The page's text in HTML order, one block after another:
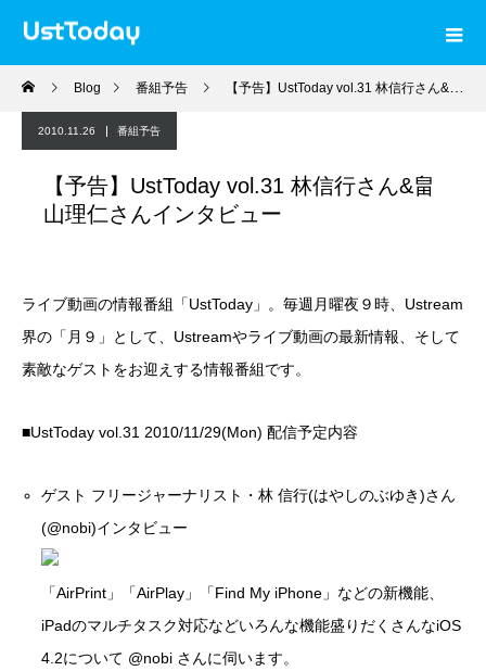
Blog 番組予告 【予告】UstToday vol.31 林信行さん&畠山理仁さんインタビュー
2010.11.26 番組予告
【予告】UstToday vol.31 林信行さん&畠
山理仁さんインタビュー
ライブ動画の情報番組「UstToday」。毎週月曜夜９時、Ustream
界の「月９」として、Ustreamやライブ動画の最新情報、そして
素敵なゲストをお迎えする情報番組です。
■UstToday vol.31 2010/11/29(Mon) 配信予定内容
ゲスト フリージャーナリスト・林 信行(はやしのぶゆき)さん
(@nobi)インタビュー
「AirPrint」「AirPlay」「Find My iPhone」などの新機能、
iPadのマルチタスク対応などいろんな機能盛りだくさんなiOS
4.2について @nobi さんに伺います。